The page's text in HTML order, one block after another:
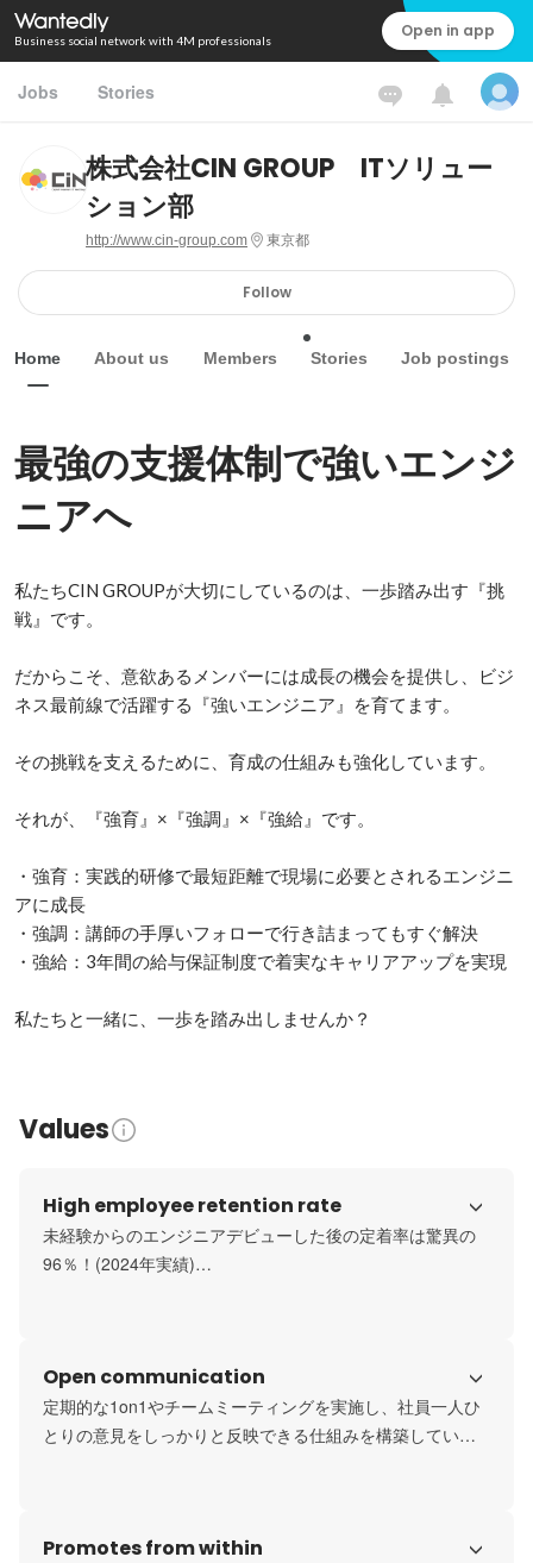
Business social network with 4M professionals Open in app
Jobs Stories
株式会社CIN GROUP ITソリュー
ション部
http://www.cin-group.com 東京都
Follow
Home About us Members Stories Job postings
最強の支援体制で強いエンジ
ニアへ
私たちCIN GROUPが大切にしているのは、一歩踏み出す『挑
戦』です。
だからこそ、意欲あるメンバーには成長の機会を提供し、ビジ
ネス最前線で活躍する『強いエンジニア』を育てます。
その挑戦を支えるために、育成の仕組みも強化しています。
それが、『強育』×『強調』×『強給』です。
・強育：実践的研修で最短距離で現場に必要とされるエンジニ
アに成長
・強調：講師の手厚いフォローで行き詰まってもすぐ解決
・強給：3年間の給与保証制度で着実なキャリアアップを実現
私たちと一緒に、一歩を踏み出しませんか？
Values
High employee retention rate
未経験からのエンジニアデビューした後の定着率は驚異の
96％！(2024年実績)
Open communication
定期的な1on1やチームミーティングを実施し、社員一人ひ
とりの意見をしっかりと反映できる仕組みを構築していま
ップに繋がるフィードバックも得やすいです。
Promotes from within